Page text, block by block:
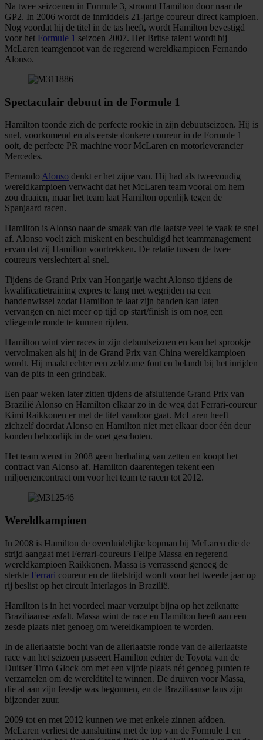
Na twee seizoenen in Formule 3, stroomt Hamilton door naar de
GP2. In 2006 wordt de inmiddels 21-jarige coureur direct kampioen.
Nog voordat hij de titel in de tas heeft, wordt Hamilton bevestigd
voor het Formule 1 seizoen 2007. Het Britse talent wordt bij
McLaren teamgenoot van de regerend wereldkampioen Fernando
Alonso.
Spectaculair debuut in de Formule 1
Hamilton toonde zich de perfecte rookie in zijn debuutseizoen. Hij is
snel, voorkomend en als eerste donkere coureur in de Formule 1
ooit, de perfecte PR machine voor McLaren en motorleverancier
Mercedes.
Fernando Alonso denkt er het zijne van. Hij had als tweevoudig
wereldkampioen verwacht dat het McLaren team vooral om hem
zou draaien, maar het team laat Hamilton openlijk tegen de
Spanjaard racen.
Hamilton is Alonso naar de smaak van die laatste veel te vaak te snel
af. Alonso voelt zich miskent en beschuldigd het teammanagement
ervan dat zij Hamilton voortrekken. De relatie tussen de twee
coureurs verslechtert al snel.
Tijdens de Grand Prix van Hongarije wacht Alonso tijdens de
kwalificatietraining expres te lang met wegrijden na een
bandenwissel zodat Hamilton te laat zijn banden kan laten
vervangen en niet meer op tijd op start/finish is om nog een
vliegende ronde te kunnen rijden.
Hamilton wint vier races in zijn debuutseizoen en kan het sprookje
vervolmaken als hij in de Grand Prix van China wereldkampioen
wordt. Hij maakt echter een zeldzame fout en belandt bij het inrijden
van de pits in een grindbak.
Een paar weken later zitten tijdens de afsluitende Grand Prix van
Brazilië Alonso en Hamilton elkaar zo in de weg dat Ferrari-coureur
Kimi Raikkonen er met de titel vandoor gaat. McLaren heeft
zichzelf doordat Alonso en Hamilton niet met elkaar door één deur
konden behoorlijk in de voet geschoten.
Het team wenst in 2008 geen herhaling van zetten en koopt het
contract van Alonso af. Hamilton daarentegen tekent een
miljoenencontract om voor het team te racen tot 2012.
Wereldkampioen
In 2008 is Hamilton de overduidelijke kopman bij McLaren die de
strijd aangaat met Ferrari-coureurs Felipe Massa en regerend
wereldkampioen Raikkonen. Massa is verrassend genoeg de
sterkte Ferrari coureur en de titelstrijd wordt voor het tweede jaar op
rij beslist op het circuit Interlagos in Brazilië.
Hamilton is in het voordeel maar verzuipt bijna op het zeiknatte
Braziliaanse asfalt. Massa wint de race en Hamilton heeft aan een
zesde plaats niet genoeg om wereldkampioen te worden.
In de allerlaatste bocht van de allerlaatste ronde van de allerlaatste
race van het seizoen passeert Hamilton echter de Toyota van de
Duitser Timo Glock om met een vijfde plaats nét genoeg punten te
verzamelen om de wereldtitel te winnen. De druiven voor Massa,
die al aan zijn feestje was begonnen, en de Braziliaanse fans zijn
bijzonder zuur.
2009 tot en met 2012 kunnen we met enkele zinnen afdoen.
McLaren verliest de aansluiting met de top van de Formule 1 en